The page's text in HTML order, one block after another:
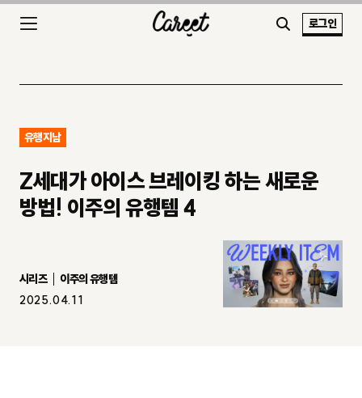
로그인
유행지남
Z세대가 아이스 브레이킹 하는 새로운
방법! 이주의 유행템 4
시리즈
이주의 유행템
2025.04.11